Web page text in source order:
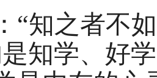
“知之者不
知学、好